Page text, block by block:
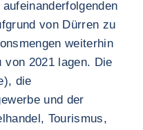
von Dürren zu
weiterhin
von 2021 lagen. Die
die
und der
Tourismus,